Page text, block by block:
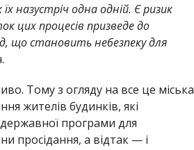
назустріч одна одній. Є ризик
цих процесів призведе до
що становить небезпеку для
Тому з огляду на все це міська
жителів будинків, які
програми для
просідання, а відтак — і